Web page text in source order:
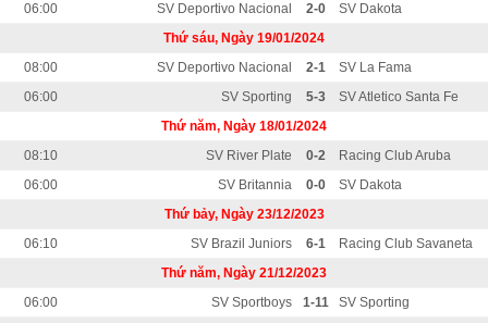
06:00
SV Deportivo Nacional 2-0
SV Dakota
Thứ sáu, Ngày 19/01/2024
08:00
SV Deportivo Nacional 2-1
SV La Fama
06:00
SV Sporting 5-3
SV Atletico Santa Fe
Thứ năm, Ngày 18/01/2024
08:10
SV River Plate 0-2
Racing Club Aruba
06:00
SV Britannia 0-0
SV Dakota
Thứ bảy, Ngày 23/12/2023
06:10
SV Brazil Juniors 6-1
Racing Club Savaneta
Thứ năm, Ngày 21/12/2023
06:00
SV Sportboys 1-11
SV Sporting